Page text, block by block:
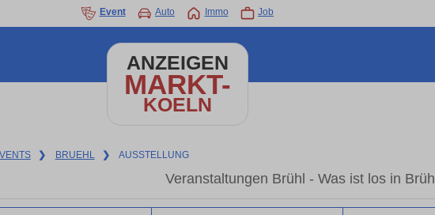
Event Auto Immo Job
ANZEIGEN
MARKT-
KOELN
❯ BRUEHL ❯ AUSSTELLUNG
Veranstaltungen Brühl - Was ist los in Brühl